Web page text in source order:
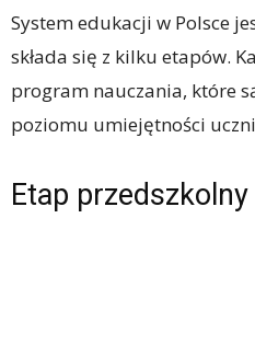
System edukacji w Polsce
składa się z kilku etapów.
program nauczania, które
poziomu umiejętności
Etap przedszkolny